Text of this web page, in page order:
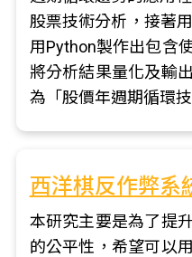
股票技術分析，接著
用Python製作出包含
將分析結果量化及輸
為「股價年週期循環
西洋棋反作弊系
本研究主要是為了提
的公平性，希望可以